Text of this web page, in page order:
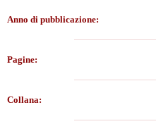
Anno di pubblicazione:
Pagine:
Collana: